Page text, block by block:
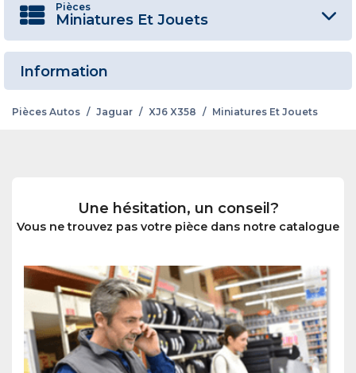
Pièces
Miniatures Et Jouets
Information
Pièces Autos / Jaguar / XJ6 X358 / Miniatures Et Jouets
Une hésitation, un conseil?
Vous ne trouvez pas votre pièce dans notre catalogue